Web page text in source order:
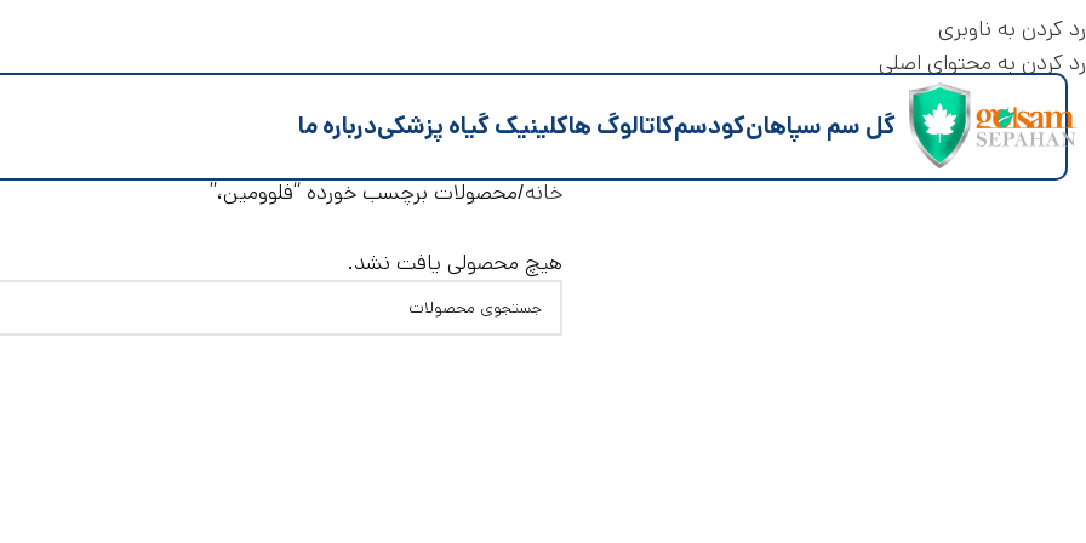
رد کردن به ناوبری
رد کردن به محتوای اصلی
گل سم سپاهانکودسمکاتالوگ هاکلینیک گیاه پزشکیدرباره ما
خانه محصولات برچسب خورده “فلوومین،”
هیچ محصولی یافت نشد.